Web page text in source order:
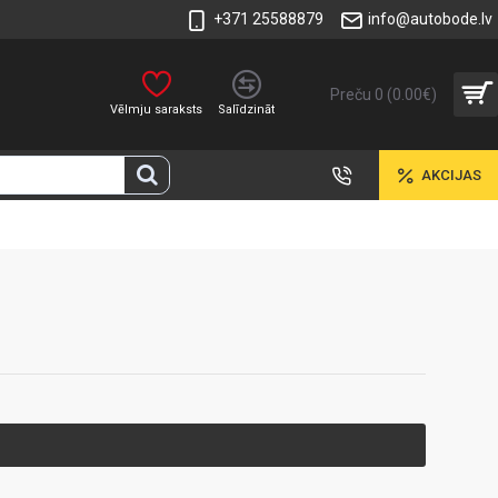
+371 25588879 info@autobode.lv
Vēlmju saraksts Salīdzināt
Preču 0 (0.00€)
AKCIJAS